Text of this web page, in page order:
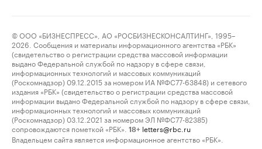
© ООО «БИЗНЕСПРЕСС», АО «РОСБИЗНЕСКОНСАЛТИНГ», 1995–
2026. Сообщения и материалы информационного агентства «РБК»
(свидетельство о регистрации средства массовой информации
выдано Федеральной службой по надзору в сфере связи,
информационных технологий и массовых коммуникаций
(Роскомнадзор) 09.12.2015 за номером ИА №ФС77-63848) и сетевого
издания «РБК» (свидетельство о регистрации средства массовой
информации выдано Федеральной службой по надзору в сфере связи,
информационных технологий и массовых коммуникаций
(Роскомнадзор) 03.12.2021 за номером ЭЛ №ФС77-82385)
сопровождаются пометкой «РБК».
18+ letters@rbc.ru
Владельцем сайта является информационное агентство «РБК».